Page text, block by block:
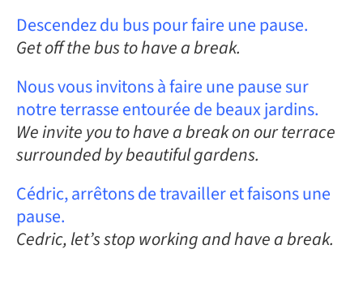
Descendez du bus pour faire une pause.
Get off the bus to have a break.
Nous vous invitons à faire une pause sur
notre terrasse entourée de beaux jardins.
We invite you to have a break on our terrace
surrounded by beautiful gardens.
Cédric, arrêtons de travailler et faisons une
pause.
Cedric, let’s stop working and have a break.